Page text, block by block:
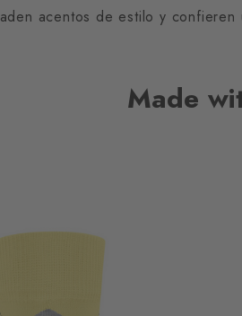
acentos de estilo y
Made